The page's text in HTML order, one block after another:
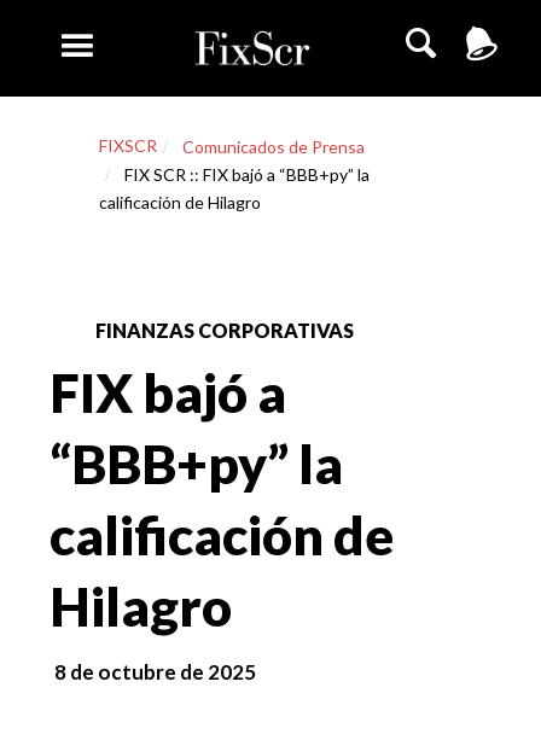
FIXSCR
Comunicados de Prensa
FIX SCR :: FIX bajó a “BBB+py” la
calificación de Hilagro
FINANZAS CORPORATIVAS
FIX bajó a
“BBB+py” la
calificación de
Hilagro
8 de octubre de 2025